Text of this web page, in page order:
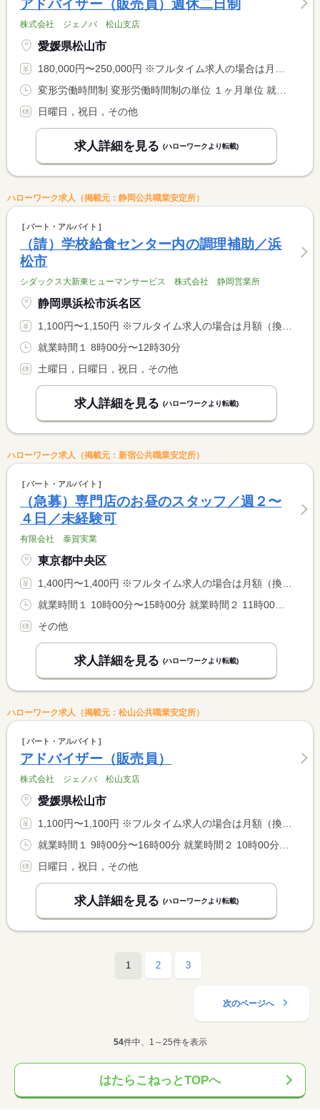
アドバイザー（販売員）週休二日制
株式会社 ジェノバ 松山支店
愛媛県松山市
180,000円〜250,000円 ※フルタイム求人の場合は月額（換算額）、パート求人の場合は時間額を表示しています。
日曜日，祝日，その他
求人詳細を見る (ハローワークより転載)
ハローワーク求人（掲載元：静岡公共職業安定所）
パート・アルバイト
（請）学校給食センター内の調理補助／浜
松市
シダックス大新東ヒューマンサービス 株式会社 静岡営業所
静岡県浜松市浜名区
1,100円〜1,150円 ※フルタイム求人の場合は月額（換算額）、パート求人の場合は時間額を表示しています。
就業時間１ 8時00分〜12時30分
土曜日，日曜日，祝日，その他
求人詳細を見る (ハローワークより転載)
ハローワーク求人（掲載元：新宿公共職業安定所）
パート・アルバイト
（急募）専門店のお昼のスタッフ／週２〜
４日／未経験可
有限会社 泰賀実業
東京都中央区
1,400円〜1,400円 ※フルタイム求人の場合は月額（換算額）、パート求人の場合は時間額を表示しています。
その他
求人詳細を見る (ハローワークより転載)
ハローワーク求人（掲載元：松山公共職業安定所）
パート・アルバイト
アドバイザー（販売員）
株式会社 ジェノバ 松山支店
愛媛県松山市
1,100円〜1,100円 ※フルタイム求人の場合は月額（換算額）、パート求人の場合は時間額を表示しています。
日曜日，祝日，その他
求人詳細を見る (ハローワークより転載)
1 2 3
次のページへ
54件中、1～25件を表示
はたらこねっとTOPへ